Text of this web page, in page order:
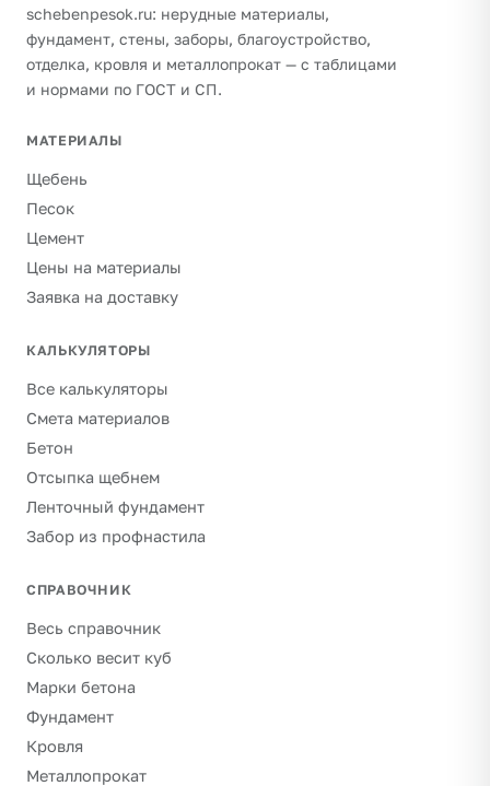
schebenpesok.ru: нерудные материалы,
фундамент, стены, заборы, благоустройство,
отделка, кровля и металлопрокат — с таблицами
и нормами по ГОСТ и СП.
МАТЕРИАЛЫ
Щебень
Песок
Цемент
Цены на материалы
Заявка на доставку
КАЛЬКУЛЯТОРЫ
Все калькуляторы
Смета материалов
Бетон
Отсыпка щебнем
Ленточный фундамент
Забор из профнастила
СПРАВОЧНИК
Весь справочник
Сколько весит куб
Марки бетона
Фундамент
Кровля
Металлопрокат